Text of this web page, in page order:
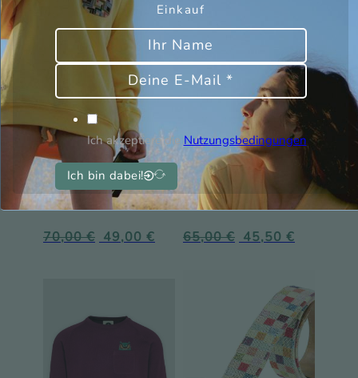
Nagoya Sweatshirt
70,00€ 49,00 €
Himeji Sweatshirt
65,00€ 45,50 €
Einkauf
Ich akzeptiere die Nutzungsbedingungen
Ich bin dabei!